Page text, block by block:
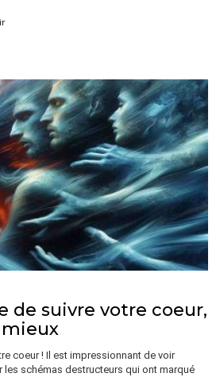
de suivre votre coeur,
coeur ! Il est impressionnant de voir
les schémas destructeurs qui ont marqué